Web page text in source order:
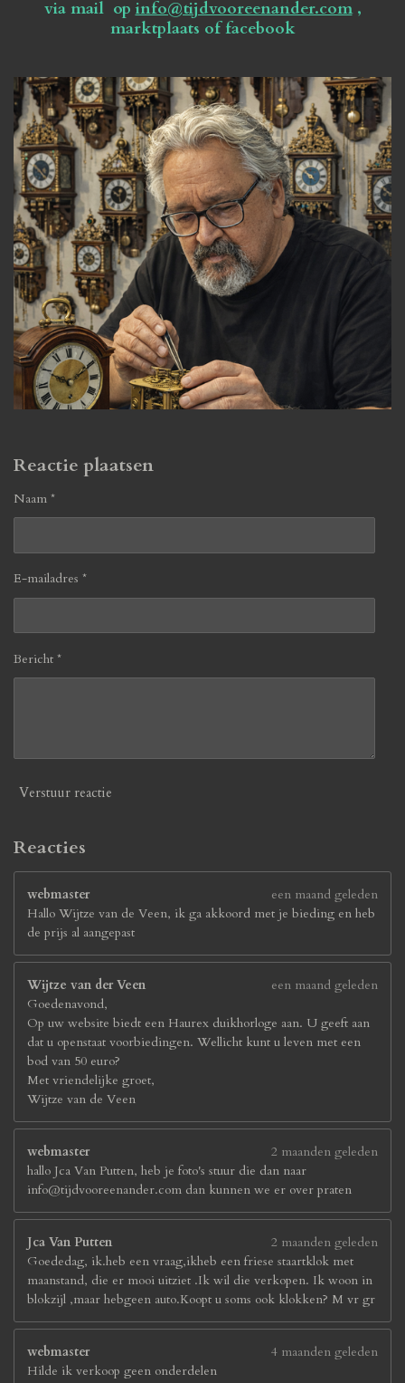
via mail opinfo@tijdvooreenander.com,
marktplaats of facebook
Reactie plaatsen
Naam *
E-mailadres *
Bericht *
Verstuur reactie
Reacties
webmaster
een maand geleden
Hallo Wijtze van de Veen, ik ga akkoord met je bieding en heb
de prijs al aangepast
Wijtze van der Veen
een maand geleden
Goedenavond,
Op uw website biedt een Haurex duikhorloge aan. U geeft aan
dat u openstaat voorbiedingen. Wellicht kunt u leven met een
bod van 50 euro?
Met vriendelijke groet,
Wijtze van de Veen
webmaster
2 maanden geleden
hallo Jca Van Putten, heb je foto's stuur die dan naar
info@tijdvooreenander.com dan kunnen we er over praten
Jca Van Putten
2 maanden geleden
Goededag, ik.heb een vraag,ikheb een friese staartklok met
maanstand, die er mooi uitziet .Ik wil die verkopen. Ik woon in
blokzijl ,maar hebgeen auto.Koopt u soms ook klokken? M vr gr
webmaster
4 maanden geleden
Hilde ik verkoop geen onderdelen